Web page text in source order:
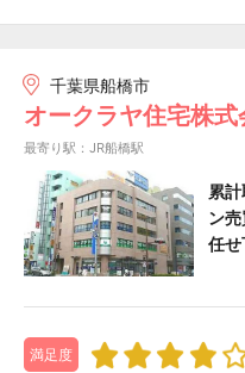
千葉県船橋市
オークラヤ住宅株
最寄り駅：JR船橋駅
累
ン
任せ
満足度